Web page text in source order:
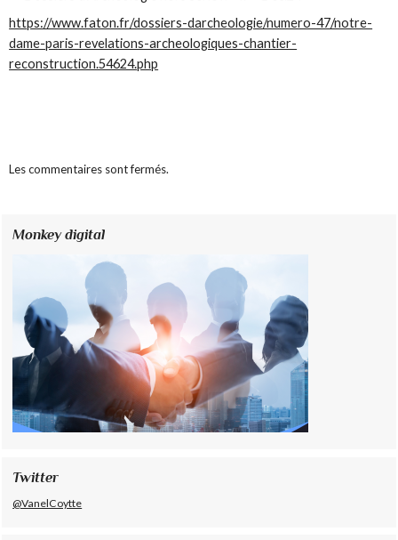
https://www.faton.fr/dossiers-darcheologie/numero-47/notre-
dame-paris-revelations-archeologiques-chantier-
reconstruction.54624.php
Les commentaires sont fermés.
Monkey digital
Twitter
@VanelCoytte